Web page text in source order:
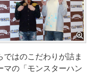
はのこだわりが詰ま
マの「モンスターハン